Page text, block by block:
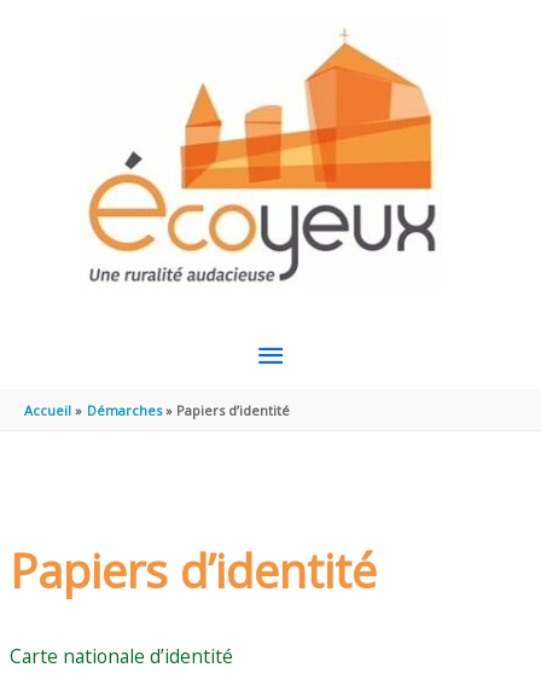
MENU
PRINCIPAL
Accueil Démarches Papiers d’identité
Papiers d’identité
Carte nationale d’identité